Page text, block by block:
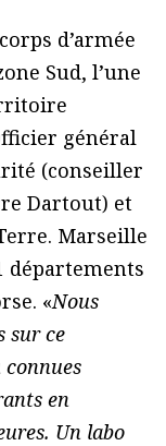
d’armée
Sud, l’une
général
(conseiller
Dartout) et
Marseille
départements
«Nous
sur ce
en
Un labo